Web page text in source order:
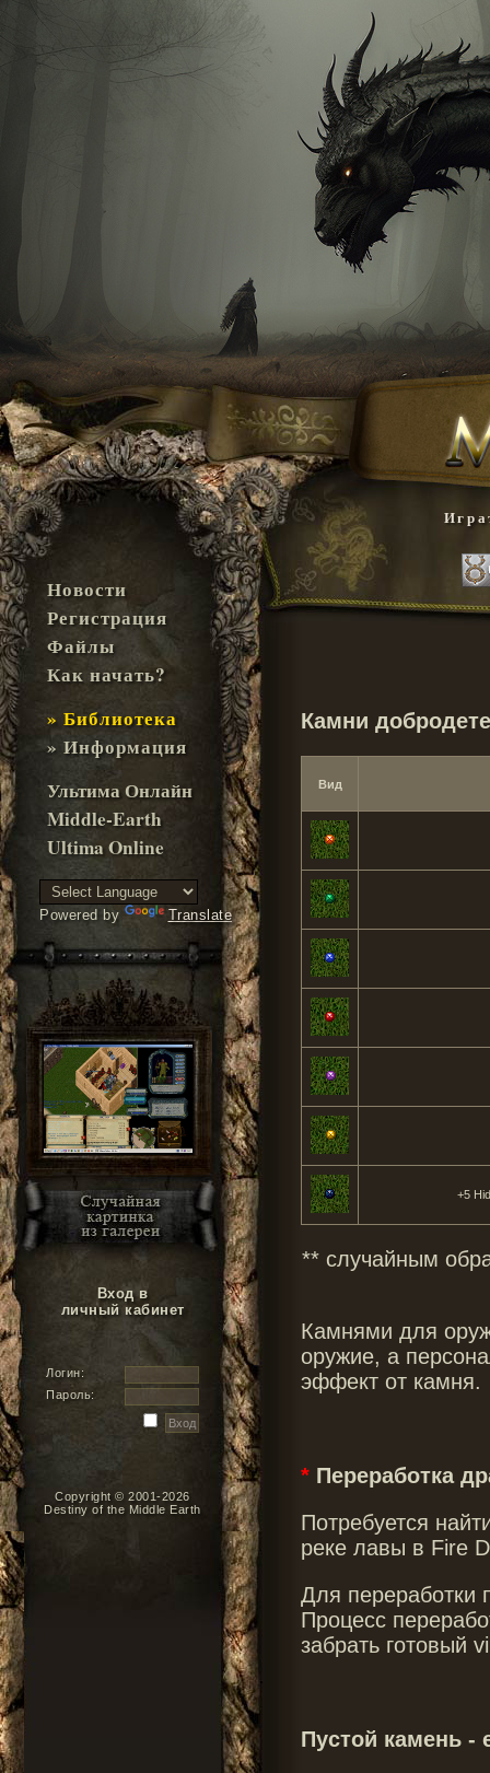
Новости
Регистрация
Файлы
Как начать?
» Библиотека
» Информация
Ультима Онлайн
Middle-Earth
Ultima Online
Powered by Translate
Вход в
личный кабинет
Логин:
Пароль:
Copyright © 2001-2026
Destiny of the Middle Earth
Камни
Вид
+5
** случайным
Камнями для
оружие, а
эффект от камня.
* Переработка
Потребуется
реке лавы в Fire
Для переработки
Процесс
забрать готовый
Пустой камень -